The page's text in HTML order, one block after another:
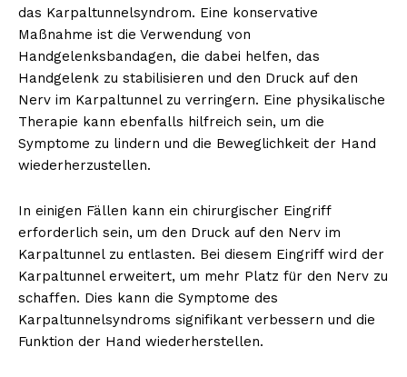
das Karpaltunnelsyndrom. Eine konservative
Maßnahme ist die Verwendung von
Handgelenksbandagen, die dabei helfen, das
Handgelenk zu stabilisieren und den Druck auf den
Nerv im Karpaltunnel zu verringern. Eine physikalische
Therapie kann ebenfalls hilfreich sein, um die
Symptome zu lindern und die Beweglichkeit der Hand
wiederherzustellen.
In einigen Fällen kann ein chirurgischer Eingriff
erforderlich sein, um den Druck auf den Nerv im
Karpaltunnel zu entlasten. Bei diesem Eingriff wird der
Karpaltunnel erweitert, um mehr Platz für den Nerv zu
schaffen. Dies kann die Symptome des
Karpaltunnelsyndroms signifikant verbessern und die
Funktion der Hand wiederherstellen.